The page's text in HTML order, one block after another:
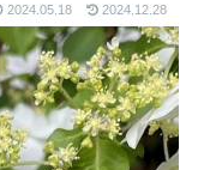
2024.05.18 2024.12.28